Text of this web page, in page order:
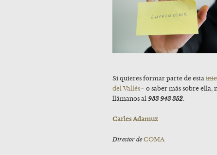
Si quieres formar parte de esta
del Vallès– o saber más sobre ella,
llámanos al 933 943 352.
Carles Adamuz
Director de COMA